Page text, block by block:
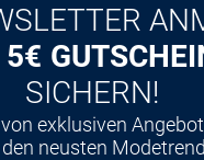
5€
SICHERN!
exklusiven
neusten